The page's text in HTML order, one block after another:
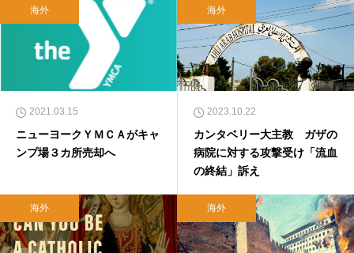
海外
2021.03.15
ニューヨークＹＭＣＡがキャ
ンプ場３カ所売却へ
海外
2023.10.22
カンタベリー大主教 ガザの
病院に対する攻撃受け「流血
の終結」訴え
海外 海外